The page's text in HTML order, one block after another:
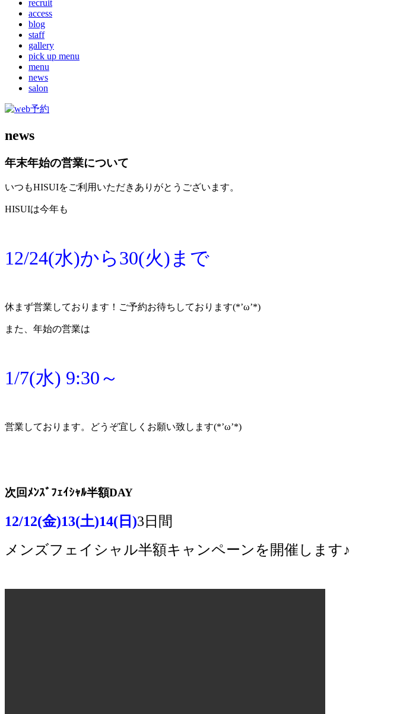
recruit
access
blog
staff
gallery
pick up menu
menu
news
salon
news
年末年始の営業について
いつもHISUIをご利用いただきありがとうございます。
HISUIは今年も
12/24(水)から30(火)まで
休まず営業しております！ご予約お待ちしております(*’ω’*)
また、年始の営業は
1/7(水) 9:30～
営業しております。どうぞ宜しくお願い致します(*’ω’*)
次回ﾒﾝｽﾞﾌｪｲｼｬﾙ半額DAY
12/12(金)13(土)14(日)3日間
メンズフェイシャル半額キャンペーンを開催します♪